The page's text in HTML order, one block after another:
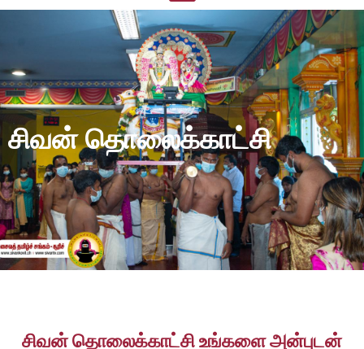
சிவன் தொலைக்காட்சி
சிவன் தொலைக்காட்சி உங்களை அன்புடன்